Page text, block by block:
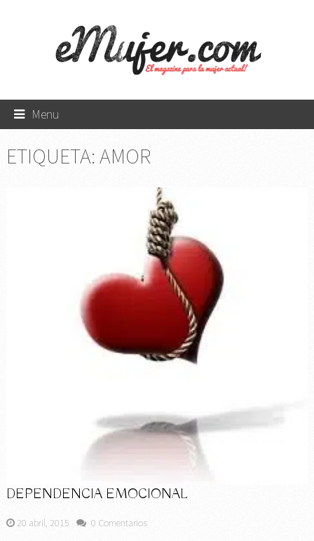
Menu
ETIQUETA: AMOR
DEPENDENCIA EMOCIONAL
20 abril, 2015 0 Comentarios